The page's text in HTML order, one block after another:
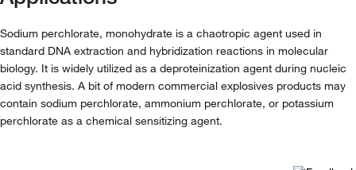
Sodium perchlorate, monohydrate is a chaotropic agent used in
standard DNA extraction and hybridization reactions in molecular
biology. It is widely utilized as a deproteinization agent during nucleic
acid synthesis. A bit of modern commercial explosives products may
contain sodium perchlorate, ammonium perchlorate, or potassium
perchlorate as a chemical sensitizing agent.